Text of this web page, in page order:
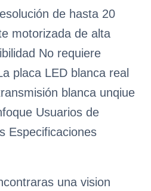
de hasta 20
motorizada de alta
No requiere
placa LED blanca real
blanca unqiue
Usuarios de
Especificaciones
una vision